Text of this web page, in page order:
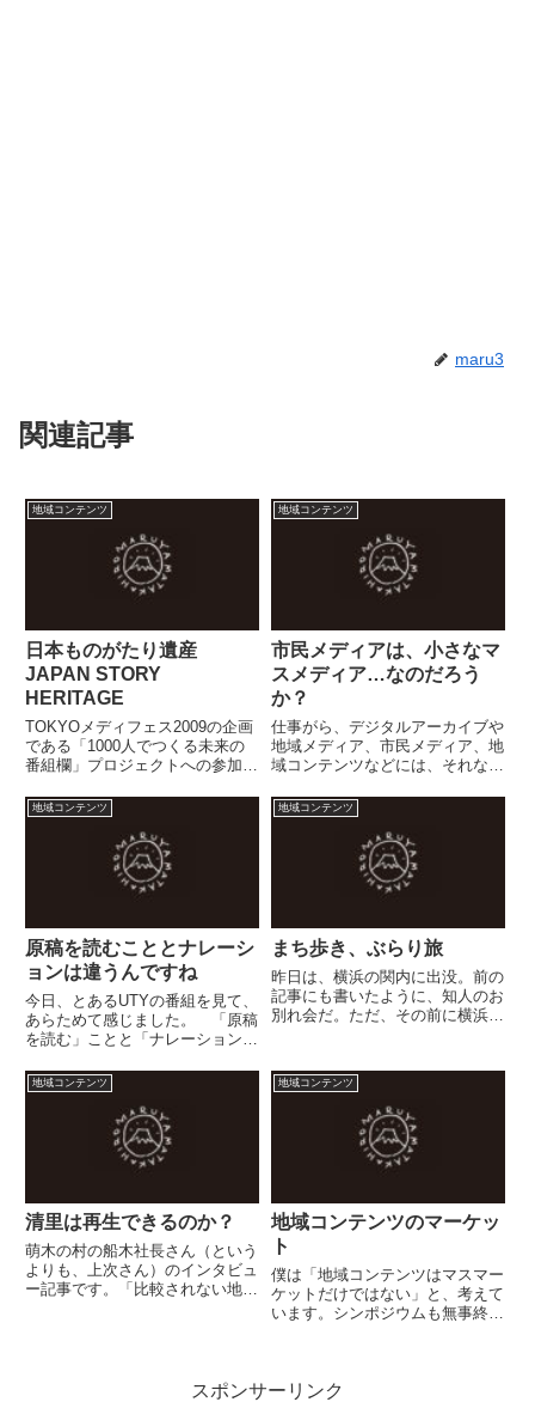
maru3
関連記事
地域コンテンツ
日本ものがたり遺産
JAPAN STORY
HERITAGE
TOKYOメディフェス2009の企画
である「1000人でつくる未来の
番組欄」プロジェクトへの参加企
カタチ（スタイル） ・5W1Hの
ある物語 When Where Who
What Why How ・10分未満...
地域コンテンツ
市民メディアは、小さなマ
スメディア…なのだろう
か？
仕事がら、デジタルアーカイブや
地域メディア、市民メディア、地
域コンテンツなどには、それなり
ストリーミング技術が始まったば
かりのころに、清里でのイベント
（「フィールド・バレエ コンサ
ート」をISDNでストリーミン...
地域コンテンツ
原稿を読むこととナレーシ
ョンは違うんですね
今日、とあるUTYの番組を見て、
あらためて感じました。 「原稿
を読む」ことと「ナレーション」
で、これほどはっきりわかるとい
うのも、凄いですね。※やっぱり
来年は、あの勉強をしておこうか
な....【参考】 2008年...
地域コンテンツ
まち歩き、ぶらり旅
昨日は、横浜の関内に出没。前の
記事にも書いたように、知人のお
別れ会だ。ただ、その前に横浜に
いことをしてくれたのだ。関内の
駅で待ち合わせをし、あらかじめ
決めていた天ぷら屋さんに行っ
地域コンテンツ
清里は再生できるのか？
萌木の村の船木社長さん（という
よりも、上次さん）のインタビュ
ー記事です。「比較されない地域
てよ〜...って感じです（テキ...
地域コンテンツ
地域コンテンツのマーケッ
ト
僕は「地域コンテンツはマスマー
ケットだけではない」と、考えて
います。シンポジウムも無事終了
は、政策側、放送局や新聞社側と
スポンサーリンク